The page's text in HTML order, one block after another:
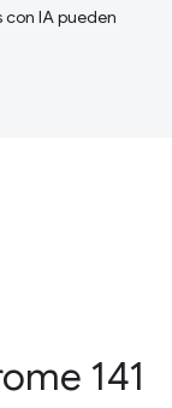
IA pueden
141